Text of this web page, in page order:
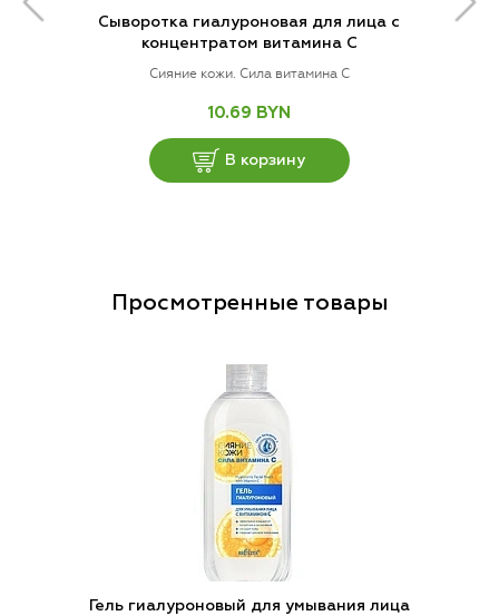
Сыворотка гиалуроновая для лица с
концентратом витамина С
Сияние кожи. Сила витамина C
10.69 BYN
В корзину
Просмотренные товары
Гель гиалуроновый для умывания лица